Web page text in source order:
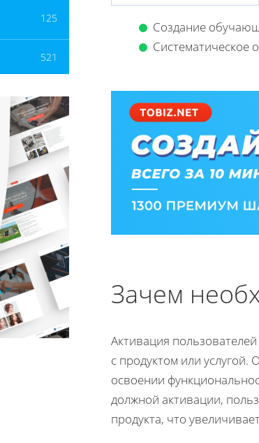
125
521
Создание
Систематическое
Зачем
Активация
с продуктом или
освоении
должной активации,
продукта, что